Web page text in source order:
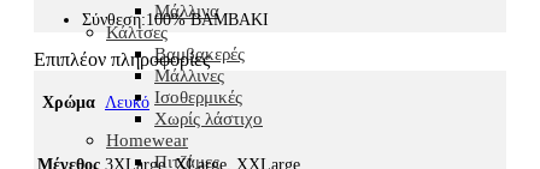
Μάλλινα
Κάλτσες
Βαμβακερές
Μάλλινες
Ισοθερμικές
Χωρίς λάστιχο
Homewear
Πιτζάμες
Σύνθεση:100% ΒΑΜΒΑΚΙ
Επιπλέον πληροφορίες
Χρώμα Λευκό
Μέγεθος 3XLarge, XLarge, XXLarge